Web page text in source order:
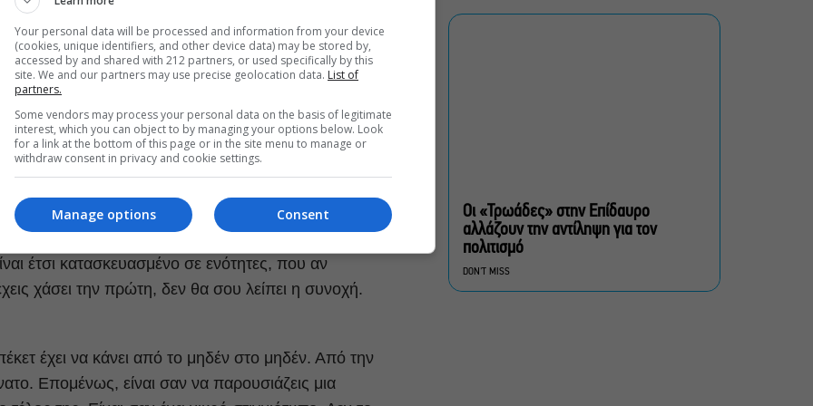
πυρήνα πολλών έργων του. Γράφτηκε το 1946
πρόσωπα. Ο Μερσιέ και ο Καμιέ είναι δύο πρόσωπα
στο ίδιο σημείο. Τα δύο πρόσωπα, ο Μερσιέ και ο
Φιλίππογλου, συναντούν και άλλους
αυτούς τους ρόλους τους κάνει ο Κίμωνας
αφηγήτρια, αλλά είναι και ένας ιδιαίτερος ρόλος μέσα
φιλοσοφική αναρώτηση και ουσιαστικά είναι ένα
αυτό γράφτηκε πριν το «περιμένοντας τον
έτσι κατασκευασμένο σε ενότητες, που αν
χάσει την πρώτη, δεν θα σου λείπει η συνοχή.
έχει να κάνει από το μηδέν στο μηδέν. Από την
Επομένως, είναι σαν να παρουσιάζεις μια
συγκλονιστικό timelapse
Καρέζη
Αττική, Στερεά Ελλάδα και
Οι «Τρωάδες» στην Επίδαυρο
αλλάζουν την αντίληψη για τον
πολιτισμό
DON'T MISS
Your personal data will be processed and information from your device
(cookies, unique identifiers, and other device data) may be stored by,
accessed by and shared with 212 partners, or used specifically by this
site. We and our partners may use precise geolocation data. List of
partners.
Some vendors may process your personal data on the basis of legitimate
interest, which you can object to by managing your options below. Look
for a link at the bottom of this page or in the site menu to manage or
withdraw consent in privacy and cookie settings.
Consent
Manage options